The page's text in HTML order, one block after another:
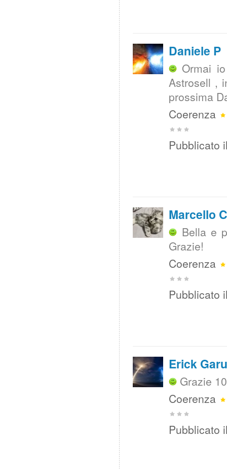
Daniele P
Ormai
Astrosell ,
prossima
Coerenza
Pubblicato
Marcello
Bella e
Grazie!
Coerenza
Pubblicato
Erick
Grazie
Coerenza
Pubblicato